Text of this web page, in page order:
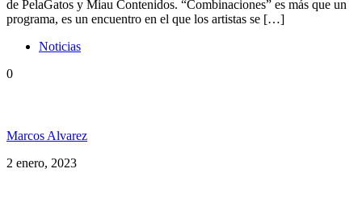
de PelaGatos y Miau Contenidos. “Combinaciones” es más que un
programa, es un encuentro en el que los artistas se […]
Noticias
0
Marcos Alvarez
2 enero, 2023